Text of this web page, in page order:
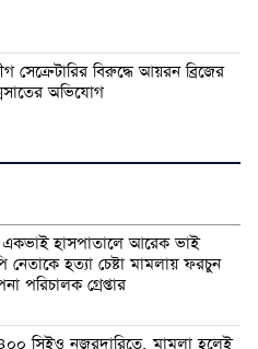
সেক্রেটারির বিরুদ্ধে আয়রন ব্রিজের
অভিযোগ
হাসপাতালে আরেক ভাই
নেতাকে হত্যা চেষ্টা মামলায় ফরচুন
পরিচালক গ্রেপ্তার
সিইও নজরদারিতে, মামলা হলেই